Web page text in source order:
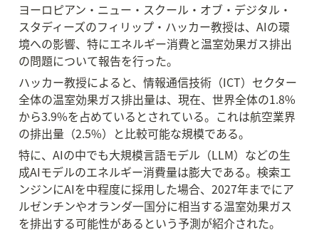
ヨーロピアン・ニュー・スクール・オブ・デジタル・
スタディーズのフィリップ・ハッカー教授は、AIの環
境への影響、特にエネルギー消費と温室効果ガス排出
の問題について報告を行った。
ハッカー教授によると、情報通信技術（ICT）セクター
全体の温室効果ガス排出量は、現在、世界全体の1.8%
から3.9%を占めているとされている。これは航空業界
の排出量（2.5%）と比較可能な規模である。
特に、AIの中でも大規模言語モデル（LLM）などの生
成AIモデルのエネルギー消費量は膨大である。検索エ
ンジンにAIを中程度に採用した場合、2027年までにア
ルゼンチンやオランダ一国分に相当する温室効果ガス
を排出する可能性があるという予測が紹介された。